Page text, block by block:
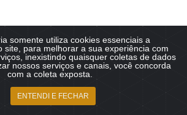
somente utiliza cookies essenciais a
site, para melhorar a sua experiência com
inexistindo quaisquer coletas de dados
nossos serviços e canais, você concorda
com a coleta exposta.
ENTENDI E FECHAR